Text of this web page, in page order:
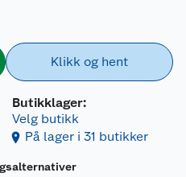
Klikk og hent
Butikklager:
Velg butikk
På lager i 31 butikker